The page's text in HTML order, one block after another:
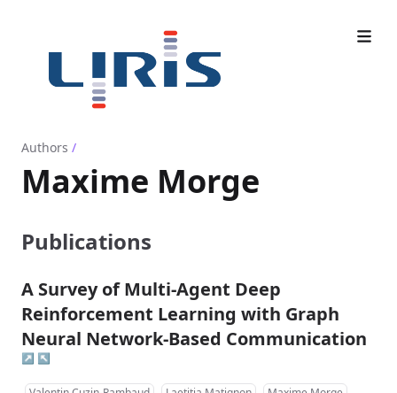
Authors /
Maxime Morge
Publications
A Survey of Multi-Agent Deep
Reinforcement Learning with Graph
Neural Network-Based Communication
↗ ↖